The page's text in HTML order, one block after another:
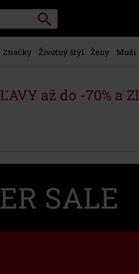
Vyhľadávanie
Značky Životný štýl Ženy Muži
až do -70% a
SALE